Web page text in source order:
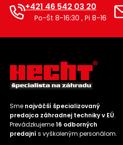
+421 46 542 03 20
Po-Št 8-16:30 , Pi 8-16
Sme najväčší špecializovaný
predajca záhradnej techniky v EÚ.
Prevádzkujeme16 odborných
predajní s vyškoleným personálom.